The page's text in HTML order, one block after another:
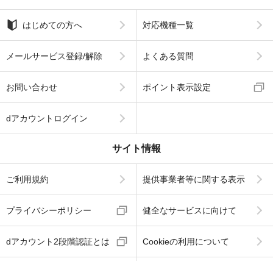
はじめての方へ 対応機種一覧
メールサービス登録/解除 よくある質問
お問い合わせ ポイント表示設定
dアカウントログイン
サイト情報
ご利用規約 提供事業者等に関する表示
プライバシーポリシー 健全なサービスに向けて
dアカウント2段階認証とは Cookieの利用について